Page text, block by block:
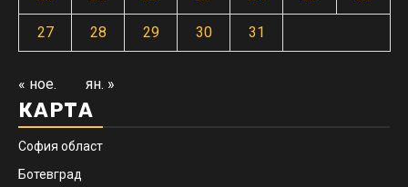
27 28 29 30 31
« ное. ян. »
КАРТА
София област
Ботевград